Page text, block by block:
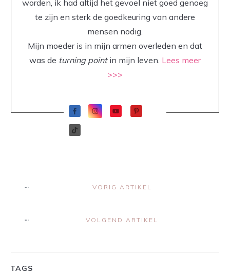
worden, ik had altijd het gevoel niet goed genoeg
te zijn en sterk de goedkeuring van andere
mensen nodig.
Mijn moeder is in mijn armen overleden en dat
was de turning pointin mijn leven. Lees meer
>>>
VORIG ARTIKEL
VOLGEND ARTIKEL
TAGS